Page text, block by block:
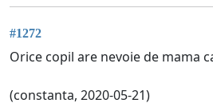
#1272
Orice copil are nevoie de mama
(constanta, 2020-05-21)